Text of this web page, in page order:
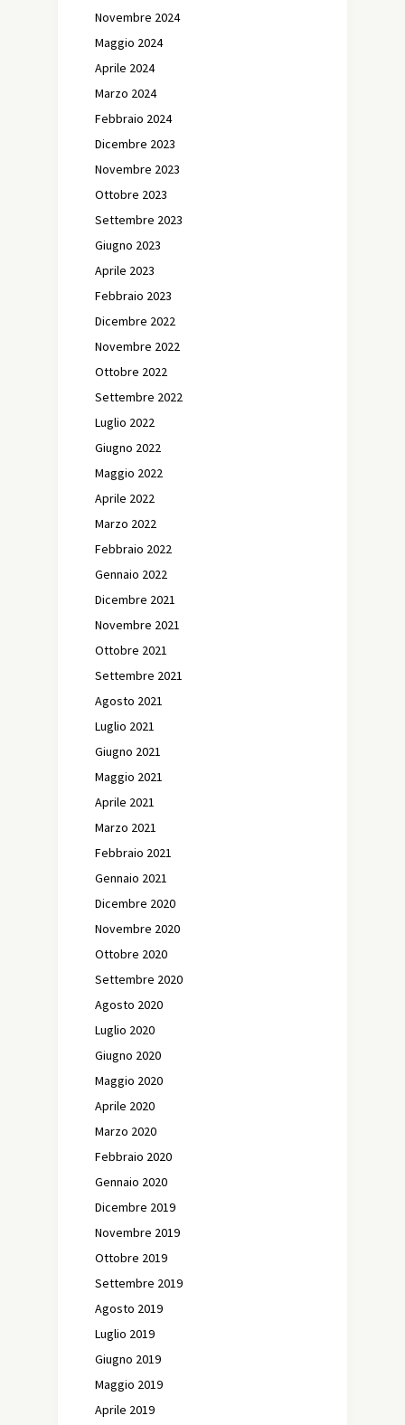
Novembre 2024
Maggio 2024
Aprile 2024
Marzo 2024
Febbraio 2024
Dicembre 2023
Novembre 2023
Ottobre 2023
Settembre 2023
Giugno 2023
Aprile 2023
Febbraio 2023
Dicembre 2022
Novembre 2022
Ottobre 2022
Settembre 2022
Luglio 2022
Giugno 2022
Maggio 2022
Aprile 2022
Marzo 2022
Febbraio 2022
Gennaio 2022
Dicembre 2021
Novembre 2021
Ottobre 2021
Settembre 2021
Agosto 2021
Luglio 2021
Giugno 2021
Maggio 2021
Aprile 2021
Marzo 2021
Febbraio 2021
Gennaio 2021
Dicembre 2020
Novembre 2020
Ottobre 2020
Settembre 2020
Agosto 2020
Luglio 2020
Giugno 2020
Maggio 2020
Aprile 2020
Marzo 2020
Febbraio 2020
Gennaio 2020
Dicembre 2019
Novembre 2019
Ottobre 2019
Settembre 2019
Agosto 2019
Luglio 2019
Giugno 2019
Maggio 2019
Aprile 2019